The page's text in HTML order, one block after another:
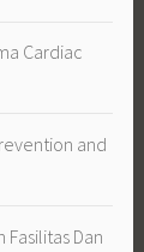
Cardiac
and
Dan